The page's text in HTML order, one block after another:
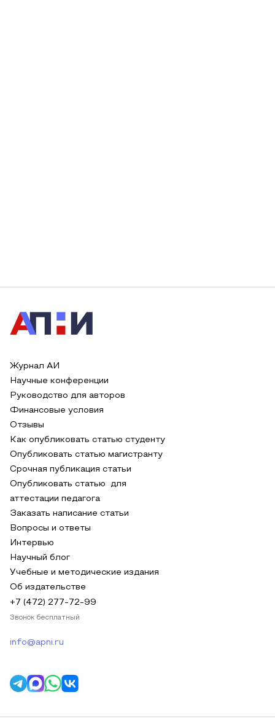
Журнал АИ
Научные конференции
Руководство для авторов
Финансовые условия
Отзывы
Как опубликовать статью студенту
Опубликовать статью магистранту
Срочная публикация статьи
Опубликовать статью для
аттестации педагога
Заказать написание статьи
Вопросы и ответы
Интервью
Научный блог
Учебные и методические издания
Об издательстве
+7 (472) 277-72-99
Звонок бесплатный
info@apni.ru